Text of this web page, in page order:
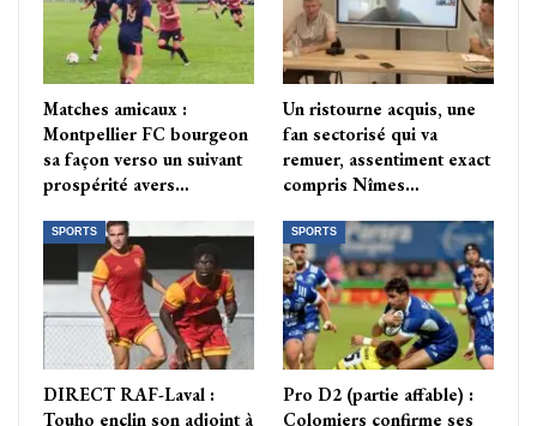
Matches amicaux :
Montpellier FC bourgeon
sa façon verso un suivant
prospérité avers…
Un ristourne acquis, une
fan sectorisé qui va
remuer, assentiment exact
compris Nîmes…
SPORTS
DIRECT RAF-Laval :
Touho enclin son adjoint à
SPORTS
Pro D2 (partie affable) :
Colomiers confirme ses